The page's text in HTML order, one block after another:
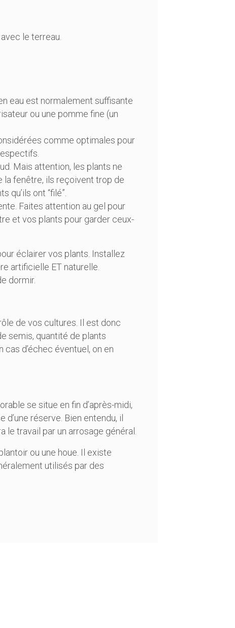
le terreau.
eau est normalement suffisante
ou une pomme fine (un
comme optimales pour
Mais attention, les plants ne
la fenêtre, ils reçoivent trop de
ont “filé”.
Faites attention au gel pour
et vos plants pour garder ceux-
éclairer vos plants. Installez
artificielle ET naturelle.
dormir.
de vos cultures. Il est donc
semis, quantité de plants
d’échec éventuel, on en
se situe en fin d’après-midi,
réserve. Bien entendu, il
travail par un arrosage général.
ou une houe. Il existe
utilisés par des